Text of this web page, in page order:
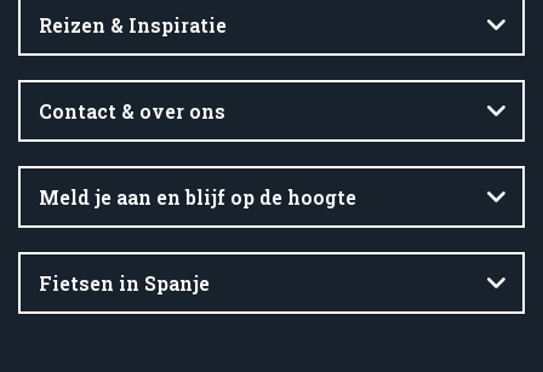
Reizen & Inspiratie
Contact & over ons
Meld je aan en blijf op de hoogte
Fietsen in Spanje